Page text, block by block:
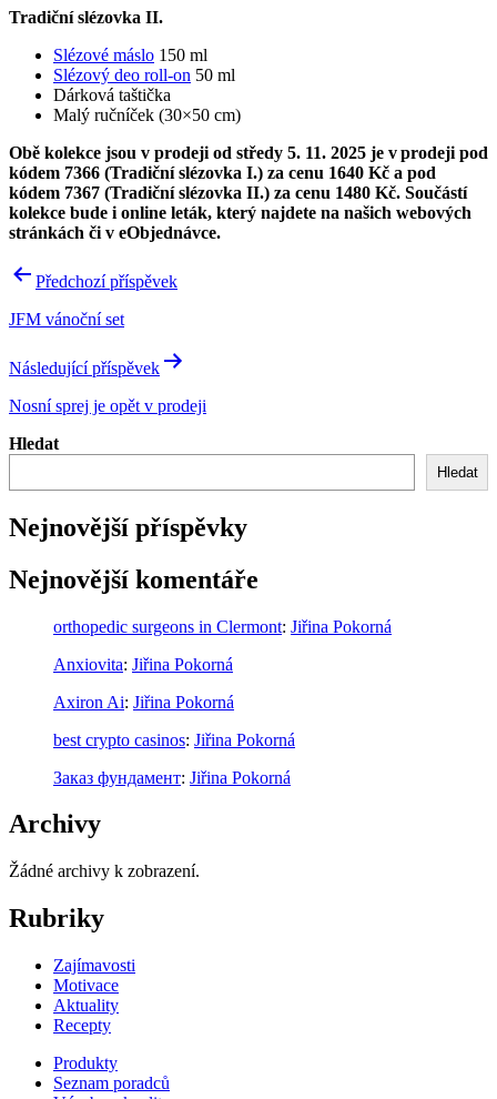
Tradiční slézovka II.
Slézové máslo 150 ml
Slézový deo roll-on 50 ml
Dárková taštička
Malý ručníček (30×50 cm)
Obě kolekce jsou v prodeji od středy 5. 11. 2025 je v prodeji pod
kódem 7366 (Tradiční slézovka I.) za cenu 1640 Kč a pod
kódem 7367 (Tradiční slézovka II.) za cenu 1480 Kč. Součástí
kolekce bude i online leták, který najdete na našich webových
stránkách či v eObjednávce.
Navigace
příspěvek
Předchozí příspěvek
JFM vánoční set
Následující příspěvek
Nosní sprej je opět v prodeji
Hledat
Hledat
Nejnovější příspěvky
Nejnovější komentáře
orthopedic surgeons in Clermont: Jiřina Pokorná
Anxiovita: Jiřina Pokorná
Axiron Ai: Jiřina Pokorná
best crypto casinos: Jiřina Pokorná
Заказ фундамент: Jiřina Pokorná
Archivy
Žádné archivy k zobrazení.
Rubriky
Zajímavosti
Motivace
Aktuality
Recepty
Produkty
Seznam poradců